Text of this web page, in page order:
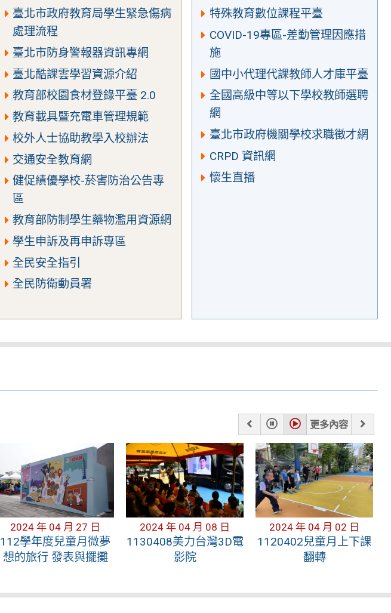
臺北市政府教育局學生緊急傷病
處理流程
臺北市防身警報器資訊專網
臺北酷課雲學習資源介紹
教育部校園食材登錄平臺 2.0
教育載具暨充電車管理規範
校外人士協助教學入校辦法
交通安全教育網
健促績優學校-菸害防治公告專
區
教育部防制學生藥物濫用資源網
學生申訴及再申訴專區
全民安全指引
全民防衛動員署
特殊教育數位課程平臺
COVID-19專區-差勤管理因應措
施
國中小代理代課教師人才庫平臺
全國高級中等以下學校教師選聘
網
臺北市政府機關學校求職徵才網
CRPD 資訊網
懷生直播
一
張
暫
停
播
放
更多內容
下
一
張
2024 年 04 月 27 日
112學年度兒童月微夢
想的旅行 發表與擺攤
2024 年 04 月 08 日
1130408美力台灣3D電
影院
2024 年 04 月 02 日
1120402兒童月上下課
翻轉